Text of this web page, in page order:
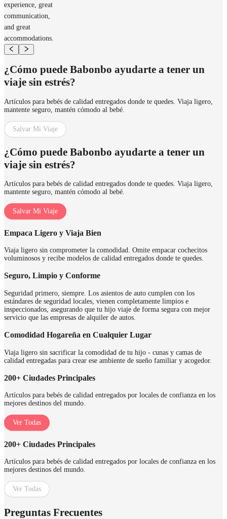
experience, great
communication,
and great
accommodations.
¿Cómo puede Babonbo ayudarte a tener un
viaje sin estrés?
Artículos para bebés de calidad entregados donde te quedes. Viaja ligero,
mantente seguro, mantén cómodo al bebé.
Salvar Mi Viaje
¿Cómo puede Babonbo ayudarte a tener un
viaje sin estrés?
Artículos para bebés de calidad entregados donde te quedes. Viaja ligero,
mantente seguro, mantén cómodo al bebé.
Salvar Mi Viaje
Empaca Ligero y Viaja Bien
Viaja ligero sin comprometer la comodidad. Omite empacar cochecitos
voluminosos y recibe modelos de calidad entregados donde te quedes.
Seguro, Limpio y Conforme
Seguridad primero, siempre. Los asientos de auto cumplen con los
estándares de seguridad locales, vienen completamente limpios e
inspeccionados, asegurando que tu hijo viaje de forma segura con mejor
servicio que las empresas de alquiler de autos.
Comodidad Hogareña en Cualquier Lugar
Viaja ligero sin sacrificar la comodidad de tu hijo - cunas y camas de
calidad entregadas para crear ese ambiente de sueño familiar y acogedor.
200+ Ciudades Principales
Artículos para bebés de calidad entregados por locales de confianza en los
mejores destinos del mundo.
Ver Todas
200+ Ciudades Principales
Artículos para bebés de calidad entregados por locales de confianza en los
mejores destinos del mundo.
Ver Todas
Preguntas Frecuentes